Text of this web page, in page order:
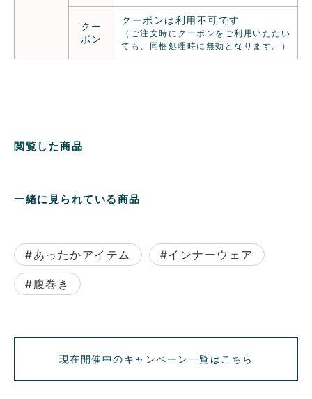
クー
ポン
クーポンは利用不可です
（ご注文時にクーポンをご利用いただい
ても、同梱処理時に無効となります。）
閲覧した商品
一緒に見られている商品
#あったかアイテム #インナーウェア
#腹巻き
現在開催中のキャンペーン一覧はこちら